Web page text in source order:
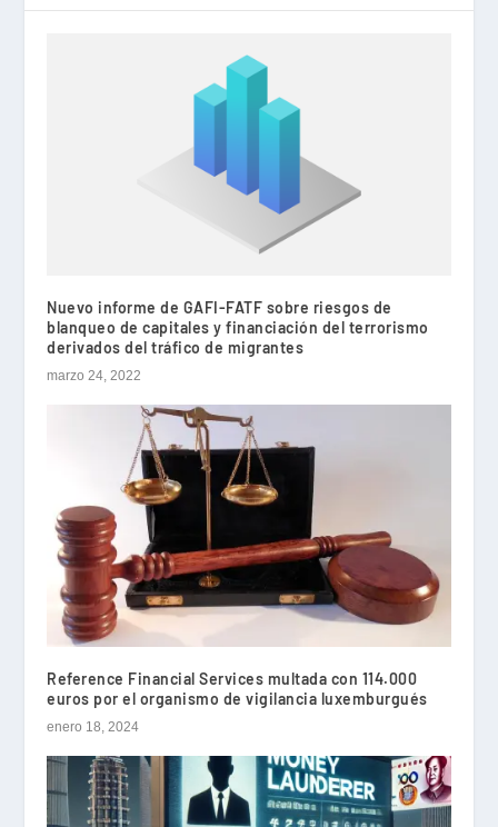
Nuevo informe de GAFI-FATF sobre riesgos de
blanqueo de capitales y financiación del terrorismo
derivados del tráfico de migrantes
marzo 24, 2022
Reference Financial Services multada con 114.000
euros por el organismo de vigilancia luxemburgués
enero 18, 2024